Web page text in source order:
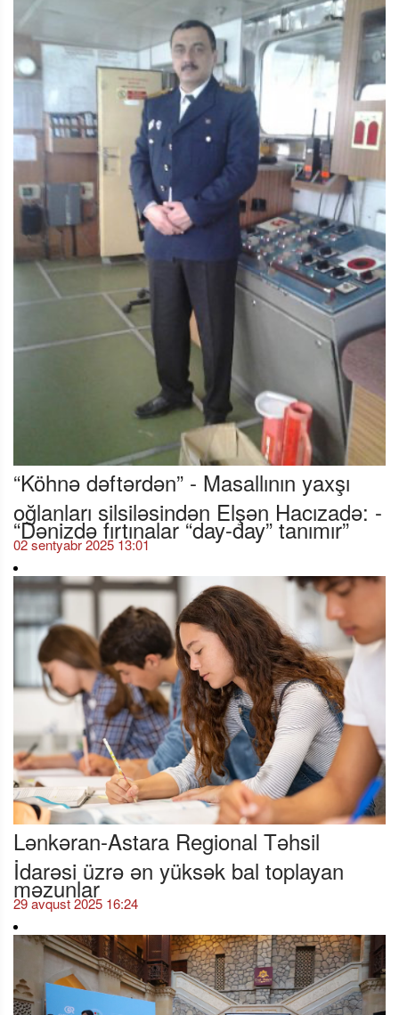
“Köhnə dəftərdən” - Masallının yaxşı
oğlanları silsiləsindən Elşən Hacızadə: -
“Dənizdə fırtınalar “day-day” tanımır”
02 sentyabr 2025 13:01
Lənkəran-Astara Regional Təhsil
İdarəsi üzrə ən yüksək bal toplayan
məzunlar
29 avqust 2025 16:24